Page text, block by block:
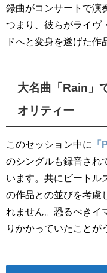
録曲がコンサートで演
つまり、彼らがライヴ
ドへと変身を遂げた作
大名曲「Rain」
オリティー
このセッション中に
のシングルも録音され
います。共にビートル
の作品との並びを考慮
れません。恐るべきイ
りかかっていたことが